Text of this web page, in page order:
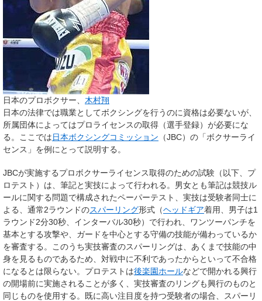
日本のプロボクサー、 木村翔
日本の法律では職業としてボクシングを行うのに資格は必要ないが、
所属団体によってはプロライセンスの取得（選手登録）が必要にな
る。ここでは日本ボクシングコミッション （JBC）の「ボクサーライ
センス」を例にとって説明する。
JBCが実施するプロボクサーライセンス取得のための試験（以下、プ
ロテスト）は、筆記と実技によって行われる。男女とも筆記は競技ル
ールに関する問題で構成されたペーパーテスト、実技は受験者同士に
よる、通常2ラウンドのスパーリング形式（ヘッドギア着用、男子は1
ラウンド2分30秒、インターバル30秒）で行われ、ワンツーパンチを
基本とする攻撃や、ガードを中心とする守備の技能が備わっているか
を審査する。このうち実技審査のスパーリングは、あくまで技能の中
身を見るものであるため、対戦中に不利であったからといって不合格
になるとは限らない。プロテストは後楽園ホールなどで開かれる興行
の開場前に実施されることが多く、実技審査のリングも興行のものと
同じものを使用する。既に高い注目度を持つ受験者の場合、スパーリ